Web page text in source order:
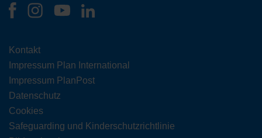
Kontakt
Impressum Plan International
Impressum PlanPost
Datenschutz
Cookies
Safeguarding und Kinderschutzrichtlinie